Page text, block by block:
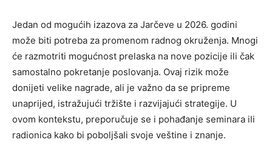
Jedan od mogućih izazova za Jarčeve u 2026. godini
može biti potreba za promenom radnog okruženja. Mnogi
će razmotriti mogućnost prelaska na nove pozicije ili čak
samostalno pokretanje poslovanja. Ovaj rizik može
donijeti velike nagrade, ali je važno da se pripreme
unaprijed, istražujući tržište i razvijajući strategije. U
ovom kontekstu, preporučuje se i pohađanje seminara ili
radionica kako bi poboljšali svoje veštine i znanje.